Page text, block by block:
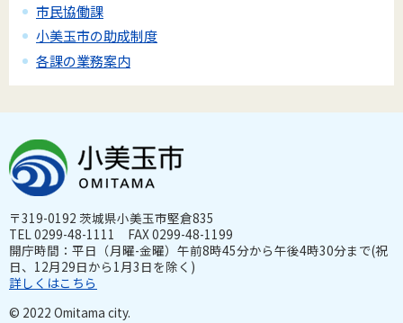
市民協働課
小美玉市の助成制度
各課の業務案内
〒319-0192 茨城県小美玉市堅倉835
TEL 0299-48-1111 FAX 0299-48-1199
開庁時間：平日（月曜-金曜）午前8時45分から午後4時30分まで(祝
日、12月29日から1月3日を除く)
詳しくはこちら
© 2022 Omitama city.